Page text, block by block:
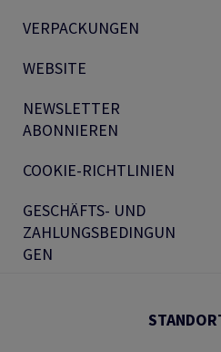
VERPACKUNGEN
WEBSITE
NEWSLETTER
ABONNIEREN
COOKIE-RICHTLINIEN
GESCHÄFTS- UND
ZAHLUNGSBEDINGUN
GEN